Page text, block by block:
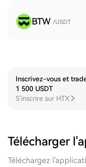
BTW /USDT
Inscrivez-vous et
1 500 USDT
S'inscrire sur HTX
Télécharger
Téléchargez